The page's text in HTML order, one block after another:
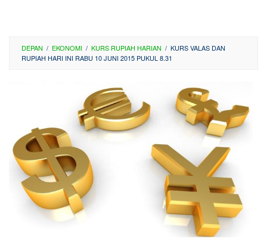
DEPAN / EKONOMI / KURS RUPIAH HARIAN / KURS VALAS DAN
RUPIAH HARI INI RABU 10 JUNI 2015 PUKUL 8.31